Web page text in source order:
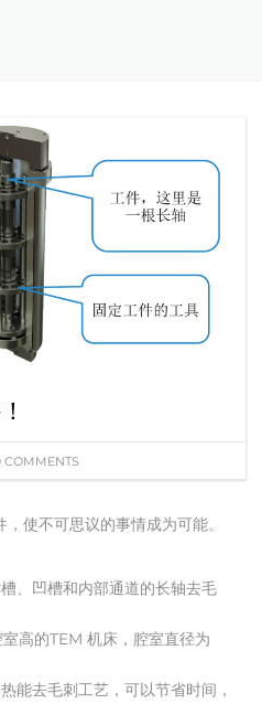
COMMENTS
使不可思议的事情成为可能。
、凹槽和内部通道的长轴去毛
高的TEM 机床，腔室直径为
能去毛刺工艺，可以节省时间，